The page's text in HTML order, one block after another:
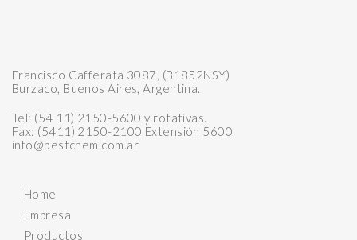
Francisco Cafferata 3087, (B1852NSY)
Burzaco, Buenos Aires, Argentina.
Tel: (54 11) 2150-5600 y rotativas.
Fax: (5411) 2150-2100 Extensión 5600
info@bestchem.com.ar
Home
Empresa
Productos